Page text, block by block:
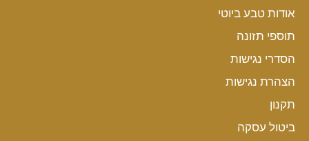
אודות טבע ביוטי
תוספי תזונה
הסדרי נגישות
הצהרת נגישות
תקנון
ביטול עסקה